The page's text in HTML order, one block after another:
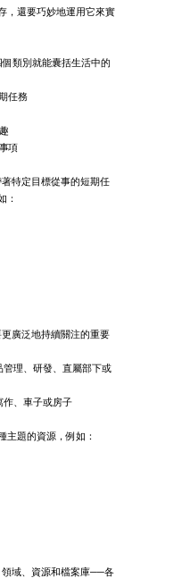
，還要巧妙地運用它來實
類別就能囊括生活中的
任務
項
特定目標從事的短期任
：
廣泛地持續關注的重要
管理、研發、直屬部下或
作、車子或房子
主題的資源，例如：
域、資源和檔案庫──各